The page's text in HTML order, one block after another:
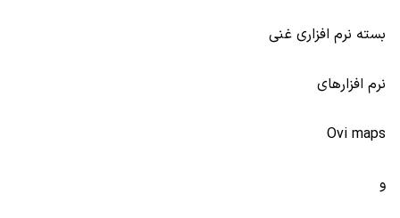
بسته نرم افزاری غنی
نرم افزارهای
Ovi maps
و